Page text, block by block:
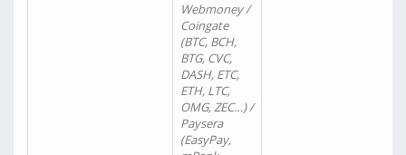
Webmoney /
Coingate
(BTC, BCH,
BTG, CVC,
DASH, ETC,
ETH, LTC,
OMG, ZEC…) /
Paysera
(EasyPay,